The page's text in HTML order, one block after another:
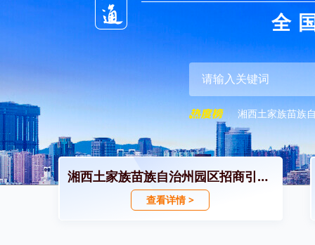
全
湘西土家族苗族
湘西土家族苗族自治州园区招商引资政策
查看详情 >